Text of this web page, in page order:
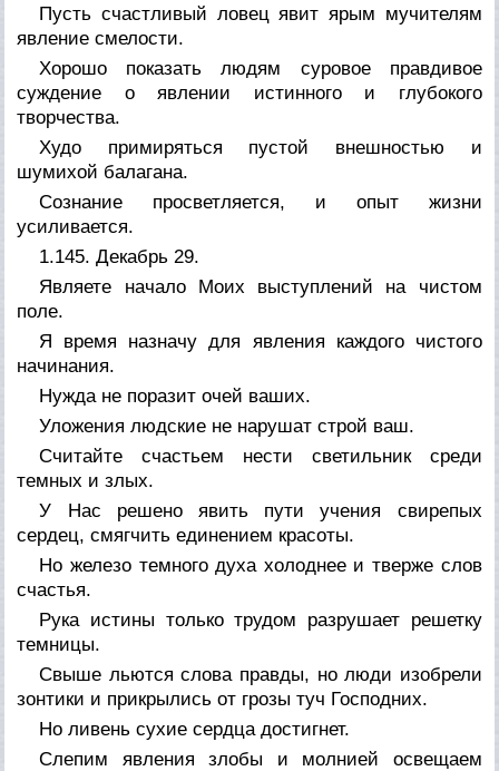
Пусть счастливый ловец явит ярым мучителям
явление смелости.
Хорошо показать людям суровое правдивое
суждение о явлении истинного и глубокого
творчества.
Худо примиряться пустой внешностью и
шумихой балагана.
Сознание просветляется, и опыт жизни
усиливается.
1.145. Декабрь 29.
Являете начало Моих выступлений на чистом
поле.
Я время назначу для явления каждого чистого
начинания.
Нужда не поразит очей ваших.
Уложения людские не нарушат строй ваш.
Считайте счастьем нести светильник среди
темных и злых.
У Нас решено явить пути учения свирепых
сердец, смягчить единением красоты.
Но железо темного духа холоднее и тверже слов
счастья.
Рука истины только трудом разрушает решетку
темницы.
Свыше льются слова правды, но люди изобрели
зонтики и прикрылись от грозы туч Господних.
Но ливень сухие сердца достигнет.
Слепим явления злобы и молнией освещаем